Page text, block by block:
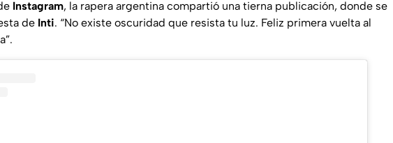
Instagram, la rapera argentina compartió una tierna publicación, donde se
de Inti. “No existe oscuridad que resista tu luz. Feliz primera vuelta al